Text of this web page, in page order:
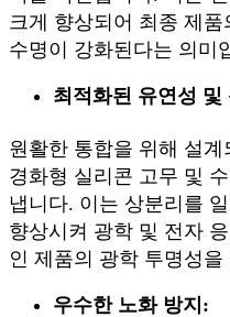
크게 향상되어 최종 제
수명이 강화된다는 의미
최적화된 유연성 및
원활한 통합을 위해 설계
경화형 실리콘 고무 및
냅니다. 이는 상분리를
향상시켜 광학 및 전자
인 제품의 광학 투명성을
우수한 노화 방지: